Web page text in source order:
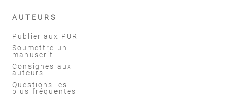
AUTEURS
Publier aux PUR
Soumettre un
manuscrit
Consignes aux
auteurs
Questions les
plus fréquentes